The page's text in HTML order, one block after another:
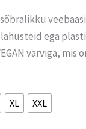
ega
värviga, mis
XL XXL